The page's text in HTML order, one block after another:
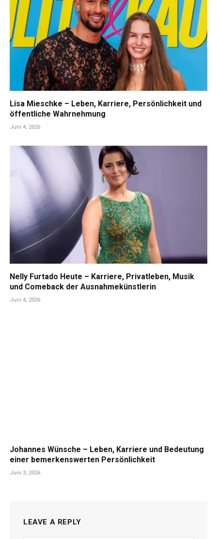
Lisa Mieschke – Leben, Karriere, Persönlichkeit und
öffentliche Wahrnehmung
Juni 4, 2026
Nelly Furtado Heute – Karriere, Privatleben, Musik
und Comeback der Ausnahmekünstlerin
Juni 4, 2026
Johannes Wünsche – Leben, Karriere und Bedeutung
einer bemerkenswerten Persönlichkeit
Juni 3, 2026
LEAVE A REPLY